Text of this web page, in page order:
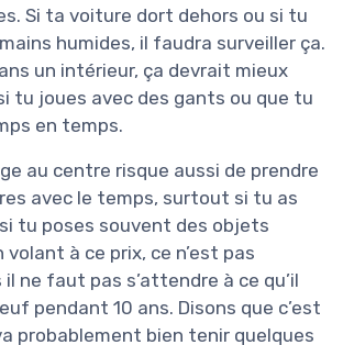
Si ta voiture dort dehors ou si tu
humides, il faudra surveiller ça.
un intérieur, ça devrait mieux
tu joues avec des gants ou que tu
en temps.
au centre risque aussi de prendre
avec le temps, surtout si tu as
tu poses souvent des objets
volant à ce prix, ce n’est pas
ne faut pas s’attendre à ce qu’il
pendant 10 ans. Disons que c’est
probablement bien tenir quelques